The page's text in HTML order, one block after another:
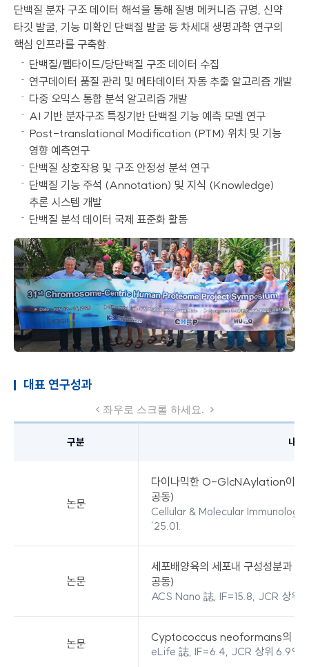
단백질 분자 구조 데이터 해석을 통해 질병 메커니즘 규명, 신약
타깃 발굴, 기능 미확인 단백질 발굴 등 차세대 생명과학 연구의
핵심 인프라를 구축함.
단백질/펩타이드/당단백질 구조 데이터 수집
연구데이터 품질 관리 및 메타데이터 자동 추출 알고리즘 개발
다중 오믹스 통합 분석 알고리즘 개발
AI 기반 분자구조 특징기반 단백질 기능 예측 모델 연구
Post-translational Modification (PTM) 위치 및 기능
영향 예측연구
단백질 상호작용 및 구조 안정성 분석 연구
단백질 기능 주석 (Annotation) 및 지식 (Knowledge)
추론 시스템 개발
단백질 분석 데이터 국제 표준화 활동
대표 연구성과
있습니다.
구분 내용
논문
다이나믹한 O-GlcNAylation이 면
공동)
Cellular & Molecular Immunology
’25.01.
논문
세포배양육의 세포내 구성성분과
공동)
ACS Nano 誌, IF=15.8, JCR 상위
논문 Cyptococcus neoformans의 당
eLife 誌, IF=6.4, JCR 상위 6.9%,